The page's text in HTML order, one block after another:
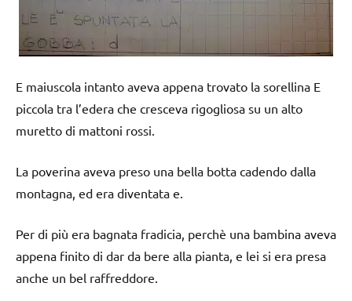
E maiuscola intanto aveva appena trovato la sorellina E
piccola tra l’edera che cresceva rigogliosa su un alto
muretto di mattoni rossi.
La poverina aveva preso una bella botta cadendo dalla
montagna, ed era diventata e.
Per di più era bagnata fradicia, perchè una bambina aveva
appena finito di dar da bere alla pianta, e lei si era presa
anche un bel raffreddore.